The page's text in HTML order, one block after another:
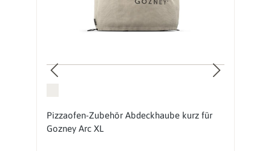
Pizzaofen-Zubehör Abdeckhaube kurz für
Gozney Arc XL